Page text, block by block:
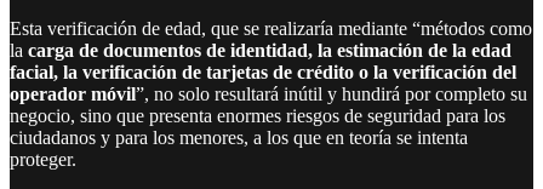
Esta verificación de edad, que se realizaría mediante “métodos como
la carga de documentos de identidad, la estimación de la edad
facial, la verificación de tarjetas de crédito o la verificación del
operador móvil”, no solo resultará inútil y hundirá por completo su
negocio, sino que presenta enormes riesgos de seguridad para los
ciudadanos y para los menores, a los que en teoría se intenta
proteger.